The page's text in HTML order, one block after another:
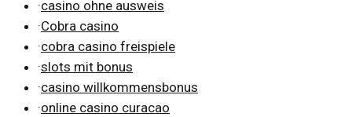
·casino ohne ausweis
·Cobra casino
·cobra casino freispiele
·slots mit bonus
·casino willkommensbonus
·online casino curacao